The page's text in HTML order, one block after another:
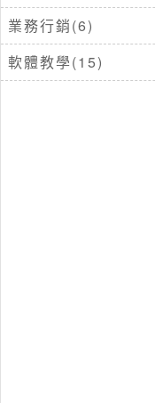
業務行銷(6)
軟體教學(15)